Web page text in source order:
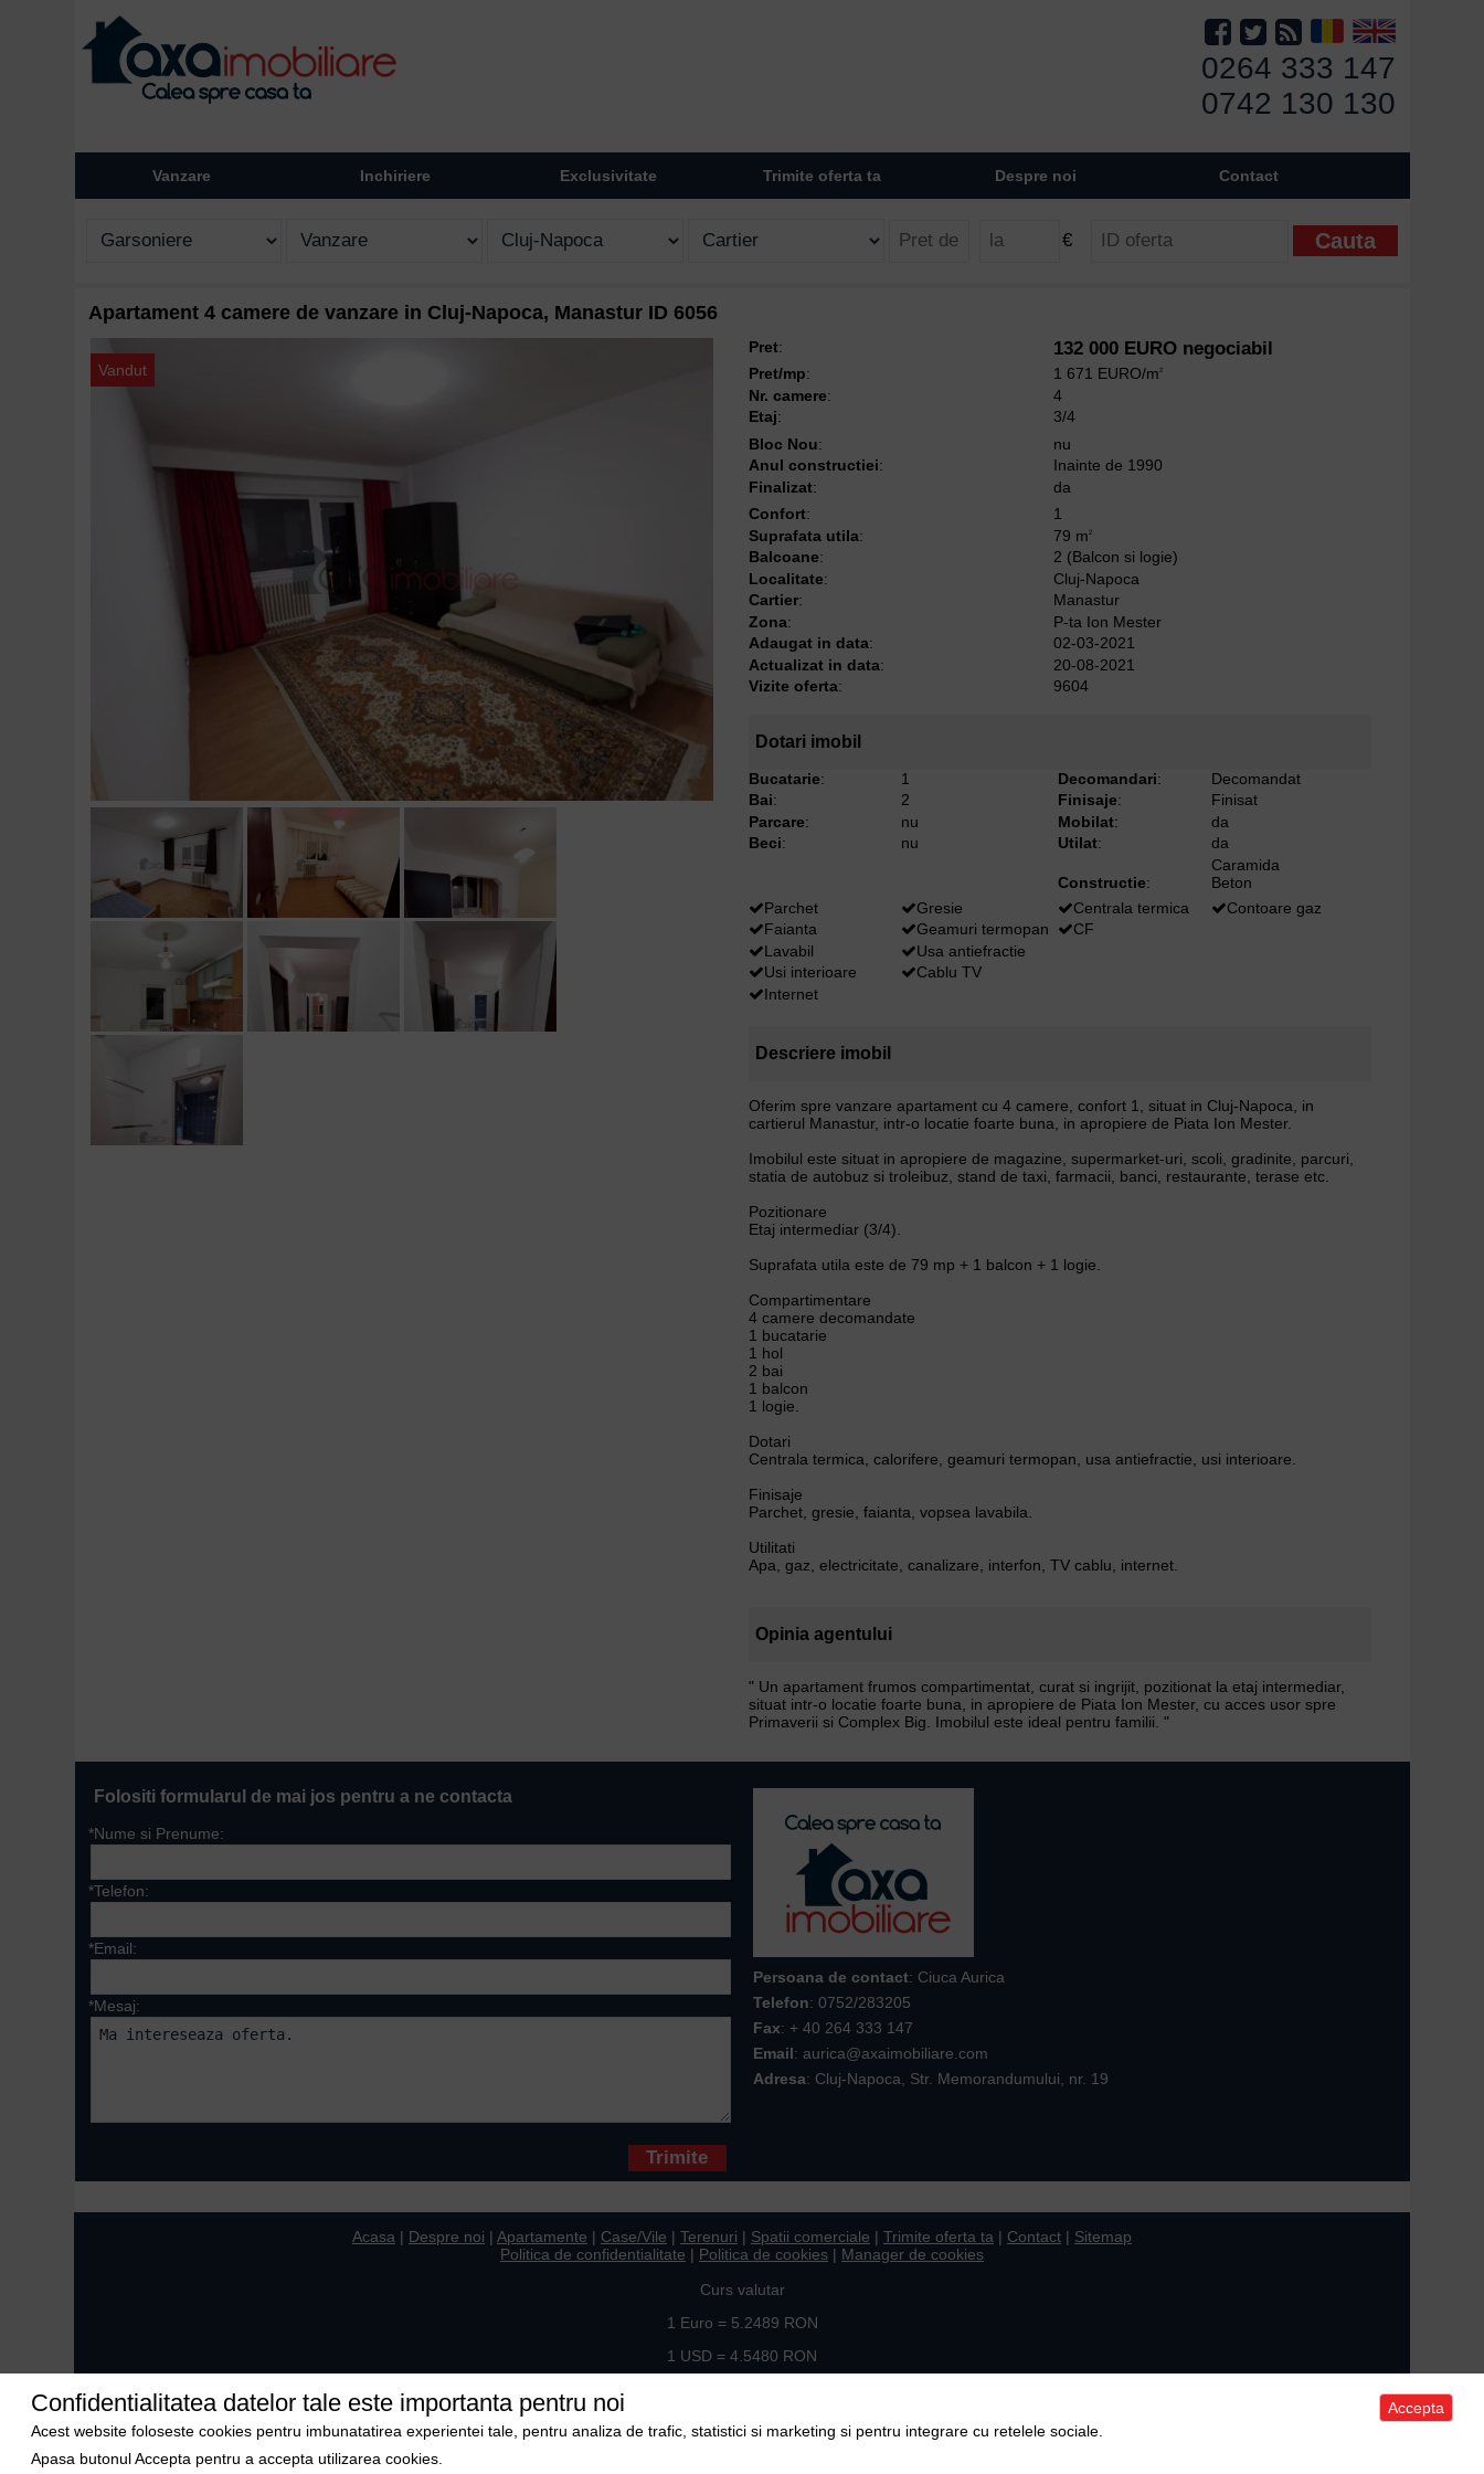
0264 333 147
0742 130 130
Vanzare Inchiriere Exclusivitate Trimite oferta ta Despre noi Contact
€
Apartament 4 camere de vanzare in Cluj-Napoca, Manastur ID 6056
Vandut
Pret: 132 000 EURO negociabil
Pret/mp: 1 671 EURO/m2
Nr. camere:
4
Etaj:
3/4
Bloc Nou:
nu
Anul constructiei:
Inainte de 1990
Finalizat:
da
Confort:
1
Suprafata utila: 79 m2
Balcoane:
2 (Balcon si logie)
Localitate:
Cluj-Napoca
Cartier:
Manastur
Zona:
P-ta Ion Mester
Adaugat in data:
02-03-2021
Actualizat in data:
20-08-2021
Vizite oferta: 9604
Dotari imobil
Bucatarie:
1
Bai:
2
Parcare:
nu
Beci: nu
Decomandari:
Decomandat
Finisaje:
Finisat
Mobilat:
da
Utilat: da
Constructie:
Caramida
Beton
Parchet
Gresie
Faianta
Geamuri termopan
Lavabil
Usa antiefractie
Usi interioare
Cablu TV
Internet
Centrala termica
Contoare gaz
CF
Descriere imobil
Oferim spre vanzare apartament cu 4 camere, confort 1, situat in Cluj-Napoca, in
cartierul Manastur, intr-o locatie foarte buna, in apropiere de Piata Ion Mester.
Imobilul este situat in apropiere de magazine, supermarket-uri, scoli, gradinite, parcuri,
statia de autobuz si troleibuz, stand de taxi, farmacii, banci, restaurante, terase etc.
Pozitionare
Etaj intermediar (3/4).
Suprafata utila este de 79 mp + 1 balcon + 1 logie.
Compartimentare
4 camere decomandate
1 bucatarie
1 hol
2 bai
1 balcon
1 logie.
Dotari
Centrala termica, calorifere, geamuri termopan, usa antiefractie, usi interioare.
Finisaje
Parchet, gresie, faianta, vopsea lavabila.
Utilitati
Apa, gaz, electricitate, canalizare, interfon, TV cablu, internet.
Opinia agentului
" Un apartament frumos compartimentat, curat si ingrijit, pozitionat la etaj intermediar,
situat intr-o locatie foarte buna, in apropiere de Piata Ion Mester, cu acces usor spre
Primaverii si Complex Big. Imobilul este ideal pentru familii. "
Folositi formularul de mai jos pentru a ne contacta
*Nume si Prenume:
*Telefon:
*Email:
*Mesaj:
Persoana de contact: Ciuca Aurica
Telefon: 0752/283205
Fax: + 40 264 333 147
Email: aurica@axaimobiliare.com
Adresa: Cluj-Napoca, Str. Memorandumului, nr. 19
Acasa | Despre noi | Apartamente | Case/Vile | Terenuri | Spatii comerciale | Trimite oferta ta | Contact | Sitemap
Politica de confidentialitate | Politica de cookies | Manager de cookies
Curs valutar
1 Euro = 5.2489 RON
1 USD = 4.5480 RON
Confidentialitatea datelor tale este importanta pentru noi
Acest website foloseste cookies pentru imbunatatirea experientei tale, pentru analiza de trafic, statistici si marketing si pentru integrare cu retelele sociale.
Apasa butonul Accepta pentru a accepta utilizarea cookies.
Accepta